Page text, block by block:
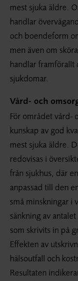
mest sjuka äldre.
handlar
och boendeform
men även om
handlar framförallt
sjukdomar.
Vård- och
För området vård-
kunskap av god
mest sjuka äldre.
redovisas i
från sjukhus, där
anpassad till den
små minskningar i
sänkning av
som skrivits in på
Effekten av
hälsoutfall och
Resultaten